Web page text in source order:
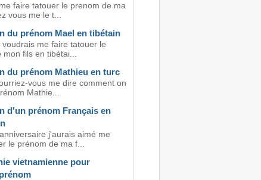
faire tatouer le prenom de ma
vous me le t...
du prénom Mael en tibétain
voudrais me faire tatouer le
fils en tibétai...
du prénom Mathieu en turc
vous me dire comment on
Mathie...
d'un prénom Français en
j'aurais aimé me
le prénom de ma f...
vietnamienne pour